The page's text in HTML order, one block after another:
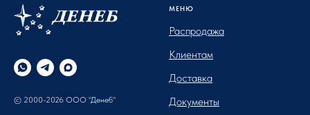
© 2000-2026 ООО "Денеб"
МЕНЮ
Распродажа
Клиентам
Доставка
Документы